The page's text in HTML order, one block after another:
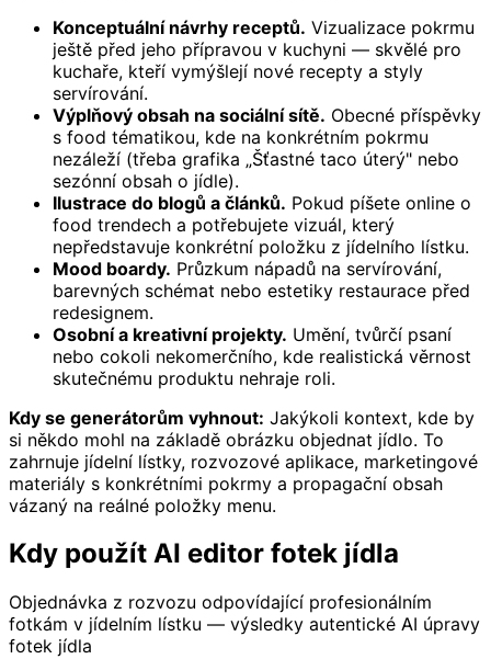
Konceptuální návrhy receptů. Vizualizace pokrmu
ještě před jeho přípravou v kuchyni — skvělé pro
kuchaře, kteří vymýšlejí nové recepty a styly
servírování.
Výplňový obsah na sociální sítě. Obecné příspěvky
s food tématikou, kde na konkrétním pokrmu
nezáleží (třeba grafika „Šťastné taco úterý" nebo
sezónní obsah o jídle).
Ilustrace do blogů a článků. Pokud píšete online o
food trendech a potřebujete vizuál, který
nepředstavuje konkrétní položku z jídelního lístku.
Mood boardy. Průzkum nápadů na servírování,
barevných schémat nebo estetiky restaurace před
redesignem.
Osobní a kreativní projekty. Umění, tvůrčí psaní
nebo cokoli nekomerčního, kde realistická věrnost
skutečnému produktu nehraje roli.
Kdy se generátorům vyhnout: Jakýkoli kontext, kde by
si někdo mohl na základě obrázku objednat jídlo. To
zahrnuje jídelní lístky, rozvozové aplikace, marketingové
materiály s konkrétními pokrmy a propagační obsah
vázaný na reálné položky menu.
Kdy použít AI editor fotek jídla
Objednávka z rozvozu odpovídající profesionálním
fotkám v jídelním lístku — výsledky autentické AI úpravy
fotek jídla